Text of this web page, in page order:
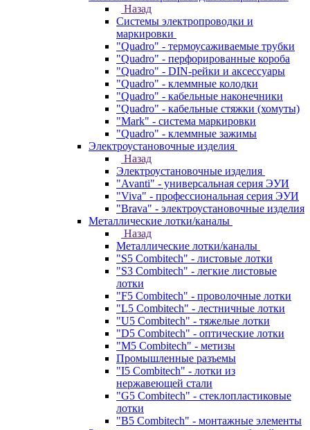
Назад
Системы электропроводки и
маркировки
"Quadro" - термоусаживаемые трубки
"Quadro" - перфорированные короба
"Quadro" - DIN-рейки и аксессуары
"Quadro" - клеммные колодки
"Quadro" - кабельные наконечники
"Quadro" - кабельные стяжки (хомуты)
"Mark" - система маркировки
"Quadro" - клеммные зажимы
Электроустановочные изделия
Назад
Электроустановочные изделия
"Avanti" - универсальная серия ЭУИ
"Viva" - профессиональная серия ЭУИ
"Brava" - электроустановочные изделия
Металлические лотки/каналы
Назад
Металлические лотки/каналы
"S5 Combitech" - листовые лотки
"S3 Combitech" - легкие листовые
лотки
"F5 Combitech" - проволочные лотки
"L5 Combitech" - лестничные лотки
"U5 Combitech" - тяжелые лотки
"D5 Combitech" - оптические лотки
"M5 Combitech" - метизы
Промышленные разъемы
"I5 Combitech" - лотки из
нержавеющей стали
"G5 Combitech" - стеклопластиковые
лотки
"B5 Combitech" - монтажные элементы